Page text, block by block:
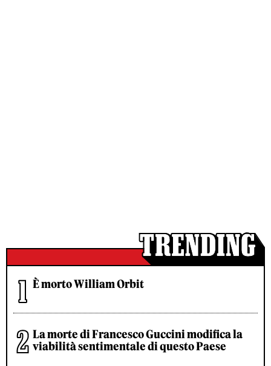
È morto William Orbit
La morte di Francesco Guccini modifica la
viabilità sentimentale di questo Paese